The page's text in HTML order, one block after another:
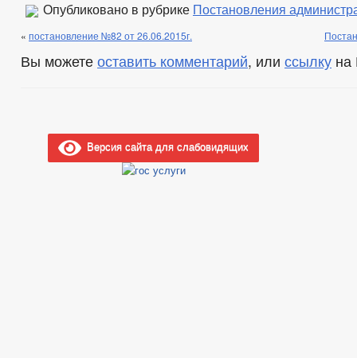
Опубликовано в рубрике Постановления
« постановление №82 от 26.06.2015г.
Вы можете оставить комментарий, или ссылку на
Версия сайта для слабовидящих